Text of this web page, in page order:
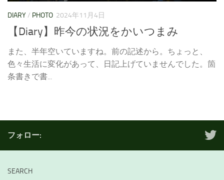
DIARY/ PHOTO 2024年11月4日
【Diary】昨今の状況をかいつまみ
また、半年空いていますね。前の記述から。ちょっと、
色々生活に変化があって、日記上げていませんでした。箇
条書きで書...
フォロー:
SEARCH